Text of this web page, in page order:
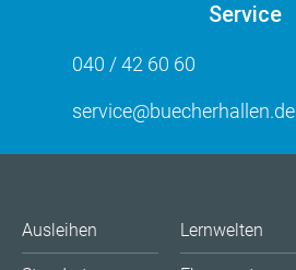
Service
040 / 42 60 60
service@buecherhallen.de
Ausleihen Lernwelten